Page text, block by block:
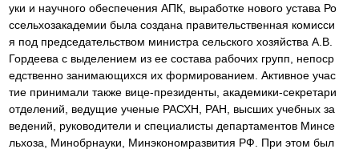
уки и научного обеспечения АПК, выработке нового устава Ро
ссельхозакадемии была создана правительственная комисси
я под председательством министра сельского хозяйства А.В.
Гордеева с выделением из ее состава рабочих групп, непоср
едственно занимающихся их формированием. Активное учас
тие принимали также вице-президенты, академики-секретари
отделений, ведущие ученые РАСХН, РАН, высших учебных за
ведений, руководители и специалисты департаментов Минсе
льхоза, Минобрнауки, Минэкономразвития РФ. При этом был